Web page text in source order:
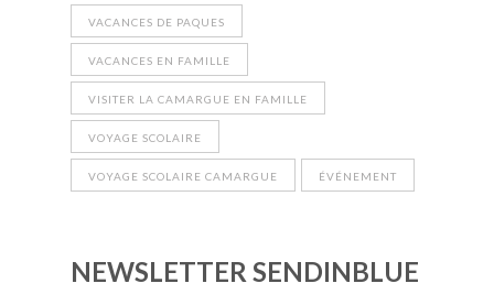
VACANCES DE PAQUES
VACANCES EN FAMILLE
VISITER LA CAMARGUE EN FAMILLE
VOYAGE SCOLAIRE
VOYAGE SCOLAIRE CAMARGUE ÉVÉNEMENT
NEWSLETTER SENDINBLUE